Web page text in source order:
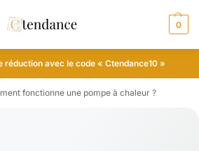
0
réduction avec le code « Ctendance10 »
fonctionne une pompe à chaleur ?